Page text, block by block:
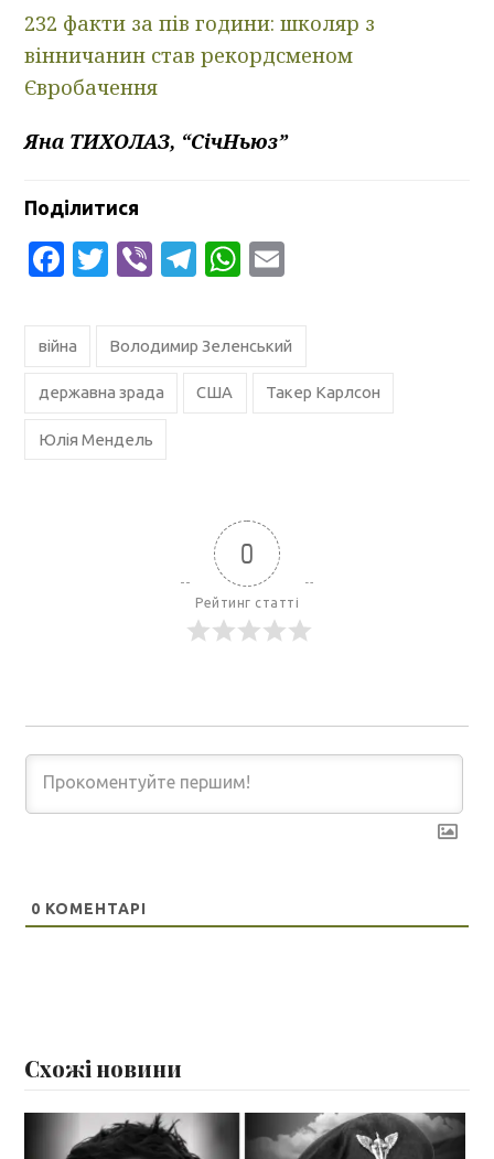
232 факти за пів години: школяр з
вінничанин став рекордсменом
Євробачення
Яна ТИХОЛАЗ, “СічНьюз”
Поділитися
Facebook
Twitter
ViberTelegram
WhatsApp
війна Володимир Зеленський
державна зрада США Такер Карлсон
Юлія Мендель
0
Рейтинг статті
0 КОМЕНТАРІ
Схожі новини